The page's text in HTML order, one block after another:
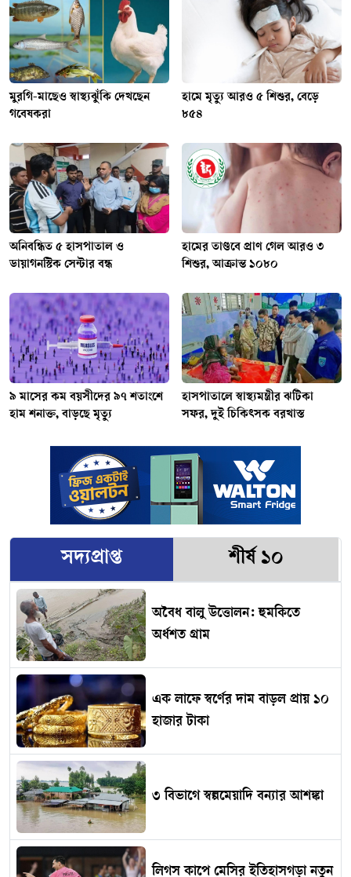
মুরগি-মাছেও স্বাস্থ্যঝুঁকি দেখছেন
গবেষকরা
হামে মৃত্যু আরও ৫ শিশুর, বেড়ে
৮৫৪
অনিবন্ধিত ৫ হাসপাতাল ও
ডায়াগনস্টিক সেন্টার বন্ধ
হামের তাণ্ডবে প্রাণ গেল আরও ৩
শিশুর, আক্রান্ত ১০৮০
৯ মাসের কম বয়সীদের ৯৭ শতাংশে
হাম শনাক্ত, বাড়ছে মৃত্যু
হাসপাতালে স্বাস্থ্যমন্ত্রীর ঝটিকা
সফর, দুই চিকিৎসক বরখাস্ত
সদ্যপ্রাপ্ত শীর্ষ ১০
অবৈধ বালু উত্তোলন: হুমকিতে
অর্ধশত গ্রাম
এক লাফে স্বর্ণের দাম বাড়ল প্রায় ১০
হাজার টাকা
৩ বিভাগে স্বল্পমেয়াদি বন্যার আশঙ্কা
লিগস কাপে মেসির ইতিহাসগড়া নতুন